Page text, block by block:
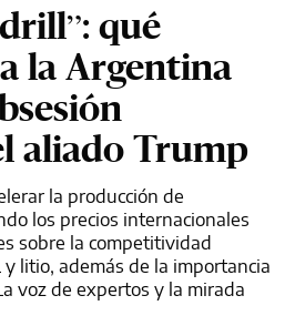
qué
la Argentina
aliado Trump
la producción de
los precios internacionales
sobre la competitividad
litio, además de la importancia
voz de expertos y la mirada